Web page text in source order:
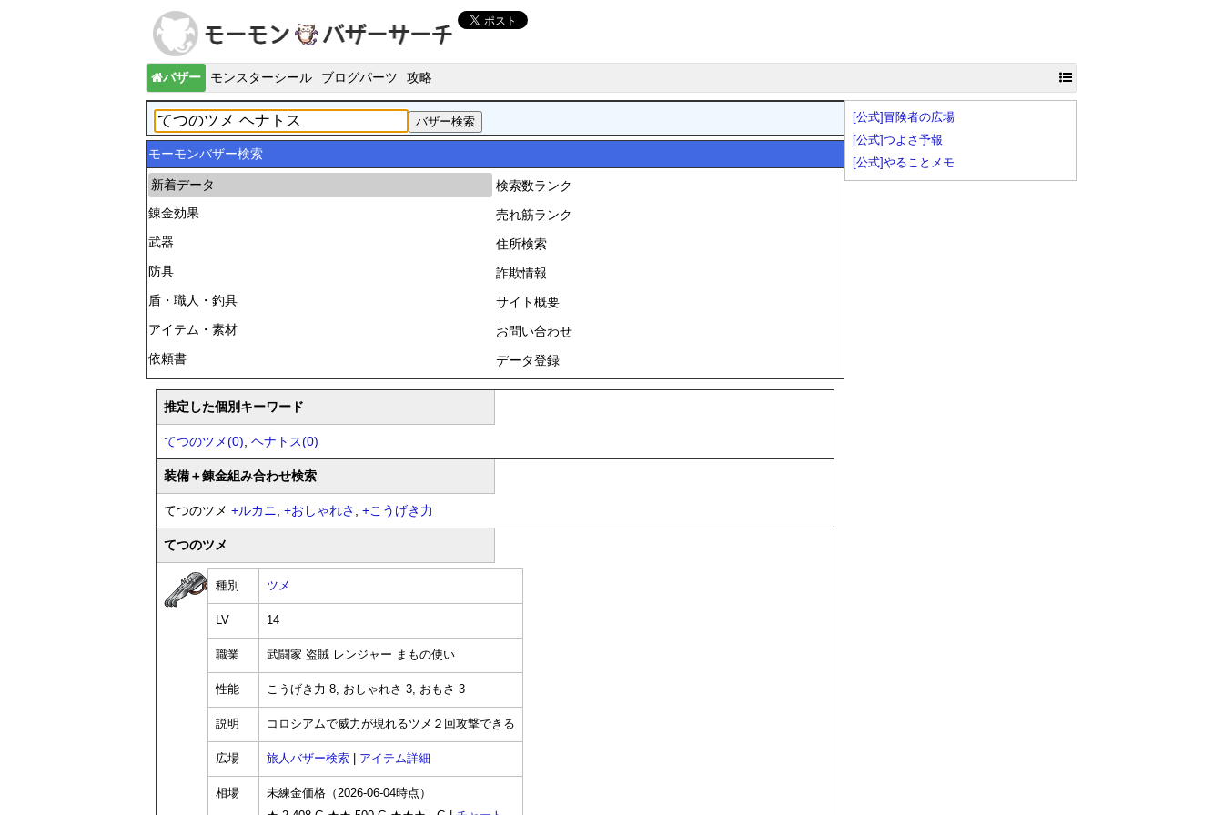
バザー モンスターシール ブログパーツ 攻略
モーモンバザー検索
新着データ
錬金効果
武器
防具
盾・職人・釣具
アイテム・素材
依頼書
検索数ランク
売れ筋ランク
住所検索
詐欺情報
サイト概要
お問い合わせ
データ登録
推定した個別キーワード
てつのツメ(0), ヘナトス(0)
装備＋錬金組み合わせ検索
てつのツメ +ルカニ, +おしゃれさ , +こうげき力
てつのツメ
種別 ツメ
LV 14
職業 武闘家 盗賊 レンジャー まもの使い
性能 こうげき力 8, おしゃれさ 3, おもさ 3
説明 コロシアムで威力が現れるツメ２回攻撃できる
広場 旅人バザー検索 アイテム詳細
相場
未練金価格（2026-06-04時点）
[公式]冒険者の広場
[公式]つよさ予報
[公式]やることメモ